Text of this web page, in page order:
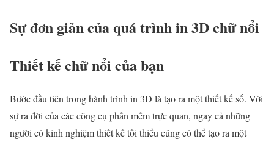
Sự đơn giản của quá trình in 3D chữ nổi
Thiết kế chữ nổi của bạn
Bước đầu tiên trong hành trình in 3D là tạo ra một thiết kế số. Với
sự ra đời của các công cụ phần mềm trực quan, ngay cả những
người có kinh nghiệm thiết kế tối thiểu cũng có thể tạo ra một